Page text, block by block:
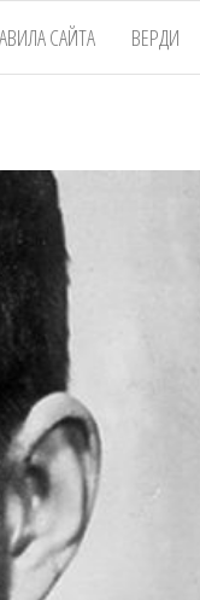
САЙТА ВЕРДИ